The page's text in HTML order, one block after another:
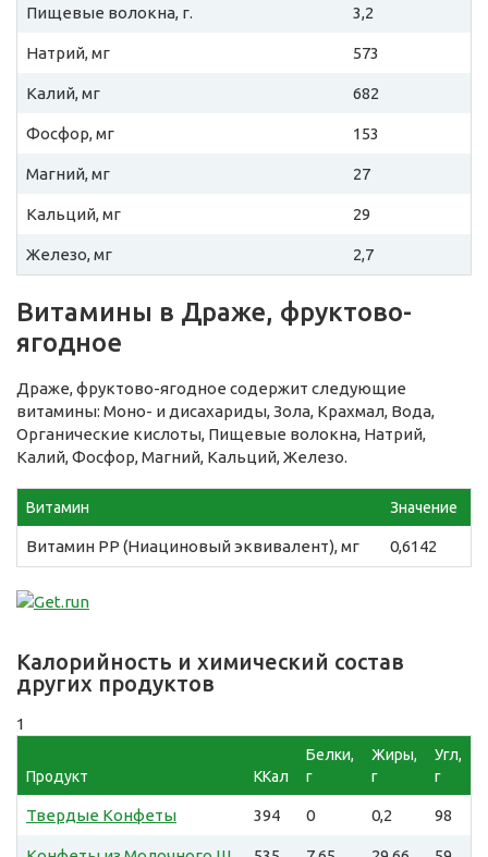
Пищевые волокна, г. 3,2
Натрий, мг 573
Калий, мг 682
Фосфор, мг 153
Магний, мг 27
Кальций, мг 29
Железо, мг 2,7
Витамины в Драже, фруктово-
ягодное
Драже, фруктово-ягодное содержит следующие
витамины: Моно- и дисахариды, Зола, Крахмал, Вода,
Органические кислоты, Пищевые волокна, Натрий,
Калий, Фосфор, Магний, Кальций, Железо.
Витамин Значение
Витамин PP (Ниациновый эквивалент), мг 0,6142
Калорийность и химический состав
других продуктов
1
Продукт ККал
Белки,
г
Жиры,
г
Угл,
г
Твердые Конфеты 394 0 0,2 98